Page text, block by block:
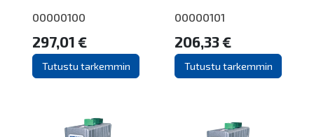
00000100
297,01 €
Tutustu tarkemmin
00000101
206,33 €
Tutustu tarkemmin